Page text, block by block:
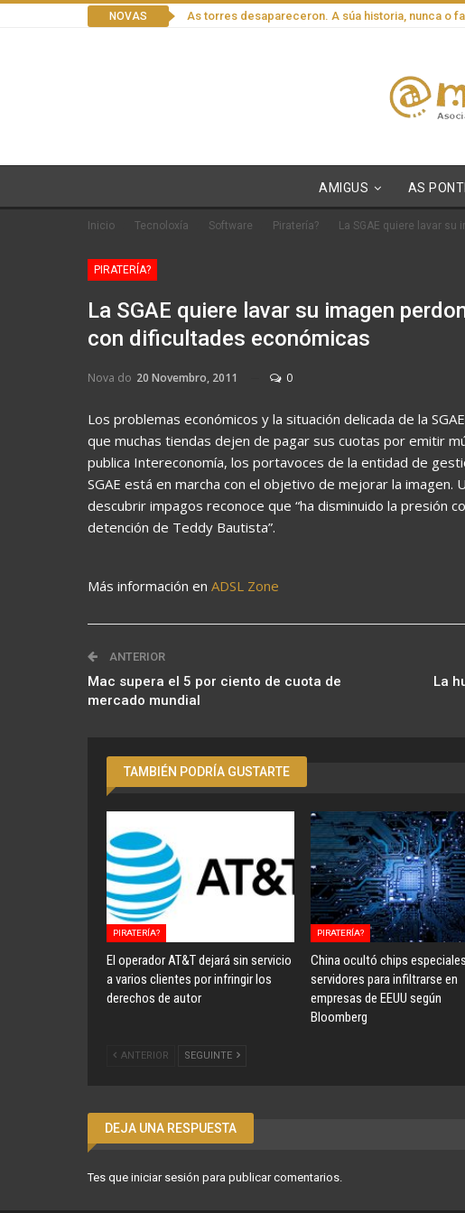
NOVAS As torres desapareceron. A súa historia, nunca o
AMIGUS AS
Inicio Tecnoloxía Software Piratería? La SGAE quiere lavar
PIRATERÍA?
La SGAE quiere lavar su imagen
con dificultades económicas
Nova do 20 Novembro, 2011 0
Los problemas económicos y la situación delicada de la
que muchas tiendas dejen de pagar sus cuotas por emitir
publica Intereconomía, los portavoces de la entidad de
SGAE está en marcha con el objetivo de mejorar la
descubrir impagos reconoce que “ha disminuido la presión
detención de Teddy Bautista”.
Más información en ADSL Zone
ANTERIOR
Mac supera el 5 por ciento de cuota de
mercado mundial
La
TAMBIÉN PODRÍA GUSTARTE
PIRATERÍA?
El operador AT&T dejará sin servicio
a varios clientes por infringir los
derechos de autor
PIRATERÍA?
China ocultó chips
servidores para infiltrarse en
empresas de EEUU según
Bloomberg
ANTERIOR SEGUINTE
DEJA UNA RESPUESTA
Tes que iniciar sesión para publicar comentarios.